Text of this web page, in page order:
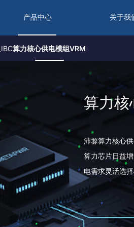
产品中心 关于我
算力核心供电模组VRM
算力核
沛塬算力核心
算力芯片日益
电需求灵活选